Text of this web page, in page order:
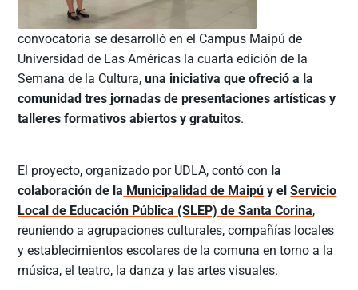
convocatoria se desarrolló en el Campus Maipú de
Universidad de Las Américas la cuarta edición de la
Semana de la Cultura,una iniciativa que ofreció a la
comunidad tres jornadas de presentaciones artísticas y
talleres formativos abiertos y gratuitos.
El proyecto, organizado por UDLA, contó con la
colaboración de la Municipalidad de Maipú y elServicio
Local de Educación Pública (SLEP) de Santa Corina,
reuniendo a agrupaciones culturales, compañías locales
y establecimientos escolares de la comuna en torno a la
música, el teatro, la danza y las artes visuales.